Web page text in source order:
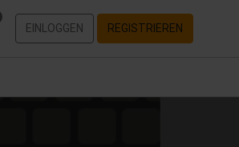
EINLOGGEN REGISTRIEREN